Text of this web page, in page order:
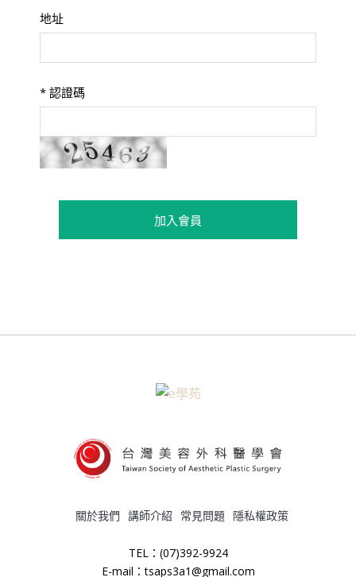
地址
* 認證碼
TEL：(07)392-9924
E-mail：tsaps3a1@gmail.com
關於我們 講師介紹 常見問題 隱私權政策